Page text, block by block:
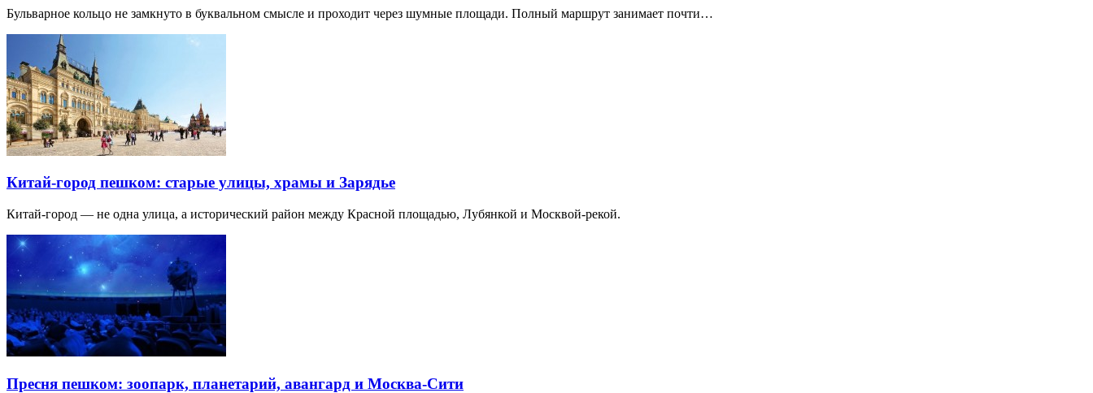
Бульварное кольцо не замкнуто в буквальном смысле и проходит через шумные площади. Полный маршрут занимает почти…
Китай-город пешком: старые улицы, храмы и Зарядье
Китай-город — не одна улица, а исторический район между Красной площадью, Лубянкой и Москвой-рекой.
Пресня пешком: зоопарк, планетарий, авангард и Москва-Сити